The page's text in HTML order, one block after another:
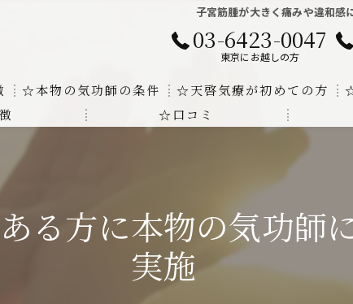
子宮筋腫が大きく痛みや違和感
03-6423-0047
東京にお越しの方
る回答
るサイ能力の凄さ
☆本物の気功師の条件
クンダリニーの上昇でチャクラの覚醒
☆天啓気療が初めての方
跡的な寛解
☆口コミ
る方に本物の気功師
実施